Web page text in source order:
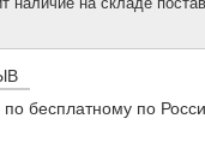
бесплатному по